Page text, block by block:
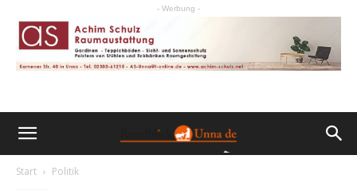
- Werbung -
Start Politik